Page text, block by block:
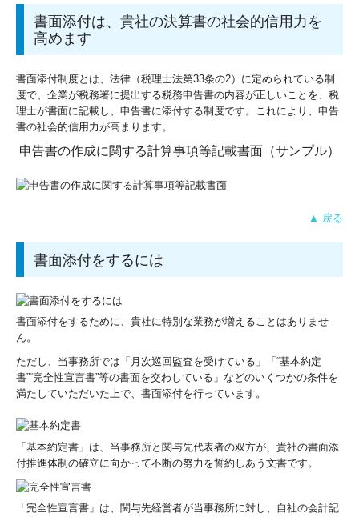
書面添付は、貴社の決算書の社会的信用力を
高めます
書面添付制度とは、法律（税理士法第33条の2）に定められている制
度で、企業が税務署に提出する税務申告書の内容が正しいことを、税
理士が書面に記載し、申告書に添付する制度です。これにより、申告
書の社会的信用力が高まります。
申告書の作成に関する計算事項等記載書面（サンプル）
▲ 戻る
書面添付をするには
書面添付をするために、貴社に特別な業務が増えることはありませ
ん。
ただし、当事務所では「月次巡回監査を受けている」「“基本約定
書”“完全性宣言書”等の書面を交わしている」などのいくつかの条件を
満たしていただいた上で、書面添付を行っています。
「基本約定書」は、当事務所と関与先代表者の双方が、貴社の書面添
付推進体制の確立に向かって不断の努力を誓約しあう文書です。
「完全性宣言書」は、関与先経営者が当事務所に対し、自社の会計記